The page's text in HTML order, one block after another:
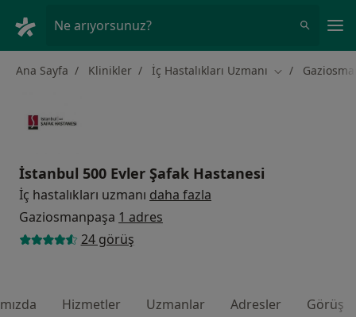
Ne arıyorsunuz?
Ana Sayfa Klinikler İç Hastalıkları Uzmanı Şehir değiştir
İstanbul 500 Evler Şafak Hastanesi
İç hastalıkları uzmanı daha fazla
Gaziosmanpaşa 1 adres
24 görüş
Hizmetler Uzmanlar Adresler Görüş